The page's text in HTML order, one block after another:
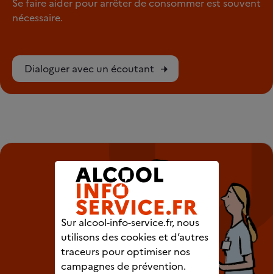
Se faire aider pour arrêter de consommer est souvent
nécessaire.
Dialoguer avec un écoutant
Sur alcool-info-service.fr, nous
utilisons des cookies et d’autres
traceurs pour optimiser nos
campagnes de prévention.